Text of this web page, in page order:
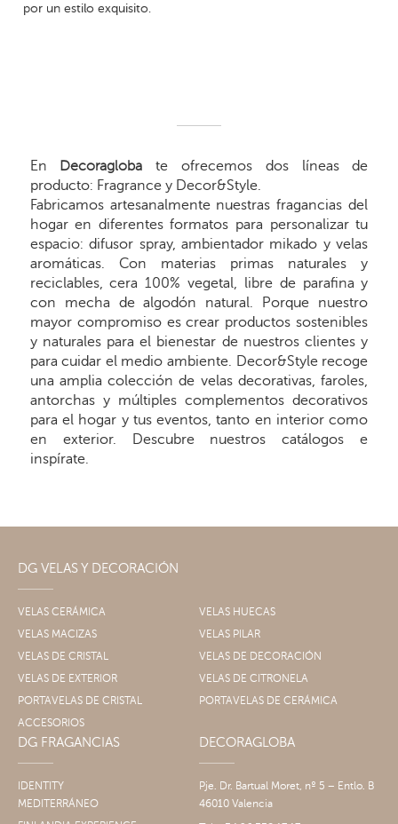
por un estilo exquisito.
En Decoragloba te ofrecemos dos líneas de
producto: Fragrance y Decor&Style.
Fabricamos artesanalmente nuestras fragancias del
hogar en diferentes formatos para personalizar tu
espacio: difusor spray, ambientador mikado y velas
aromáticas. Con materias primas naturales y
reciclables, cera 100% vegetal, libre de parafina y
con mecha de algodón natural. Porque nuestro
mayor compromiso es crear productos sostenibles
y naturales para el bienestar de nuestros clientes y
para cuidar el medio ambiente. Decor&Style recoge
una amplia colección de velas decorativas, faroles,
antorchas y múltiples complementos decorativos
para el hogar y tus eventos, tanto en interior como
en exterior. Descubre nuestros catálogos e
inspírate.
DG VELAS Y DECORACIÓN
VELAS CERÁMICA
VELAS HUECAS
VELAS MACIZAS
VELAS PILAR
VELAS DE CRISTAL
VELAS DE DECORACIÓN
VELAS DE EXTERIOR
VELAS DE CITRONELA
PORTAVELAS DE CRISTAL
PORTAVELAS DE CERÁMICA
ACCESORIOS
DG FRAGANCIAS
IDENTITY
MEDITERRÁNEO
DECORAGLOBA
Pje. Dr. Bartual Moret, nº 5 – Entlo. B
46010 Valencia